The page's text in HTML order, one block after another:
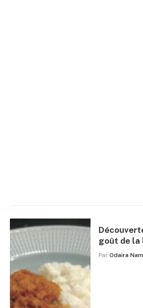
goût de la
Par Odaira